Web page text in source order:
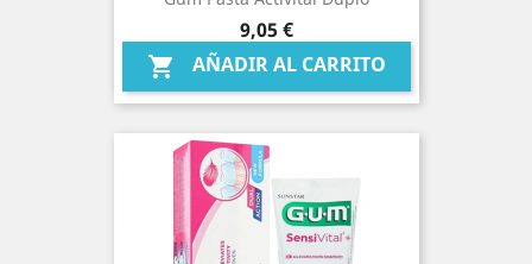
Precio
9,05 €
 AÑADIR AL CARRITO